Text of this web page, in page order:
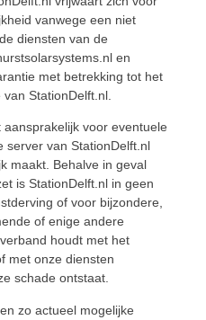
vanwege een niet
diensten van de
en
met betrekking tot het
StationDelft.nl.
voor eventuele
server van StationDelft.nl
maakt. Behalve in geval
is StationDelft.nl in geen
of voor bijzondere,
of enige andere
houdt met het
met onze diensten
schade ontstaat.
zo actueel mogelijke